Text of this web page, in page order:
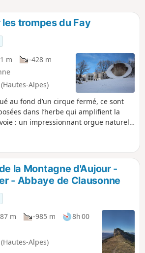
les trompes du Fay
m
-428 m
Alpes)
au fond d’un cirque fermé, ce sont
dans l’herbe qui amplifient la
: un impressionnant orgue naturel
la Montagne d'Aujour -
- Abbaye de Clausonne
m -985 m
8h 00
Alpes)